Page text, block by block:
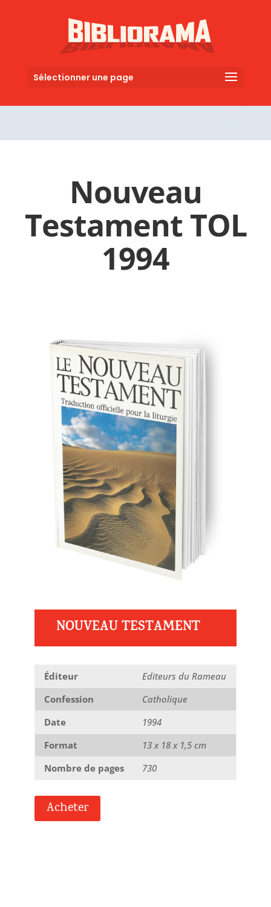
Sélectionner une page
Nouveau
Testament TOL
1994
NOUVEAU TESTAMENT
Éditeur
Editeurs du Rameau
Confession
Catholique
Date
1994
Format
13 x 18 x 1,5 cm
Nombre de pages
730
Acheter